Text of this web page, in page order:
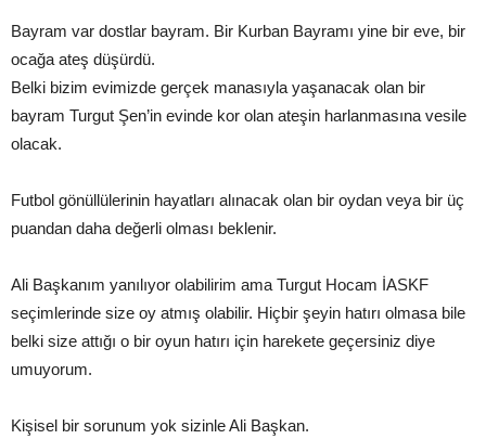
Bayram var dostlar bayram. Bir Kurban Bayramı yine bir eve, bir
ocağa ateş düşürdü.
Belki bizim evimizde gerçek manasıyla yaşanacak olan bir
bayram Turgut Şen’in evinde kor olan ateşin harlanmasına vesile
olacak.
Futbol gönüllülerinin hayatları alınacak olan bir oydan veya bir üç
puandan daha değerli olması beklenir.
Ali Başkanım yanılıyor olabilirim ama Turgut Hocam İASKF
seçimlerinde size oy atmış olabilir. Hiçbir şeyin hatırı olmasa bile
belki size attığı o bir oyun hatırı için harekete geçersiniz diye
umuyorum.
Kişisel bir sorunum yok sizinle Ali Başkan.